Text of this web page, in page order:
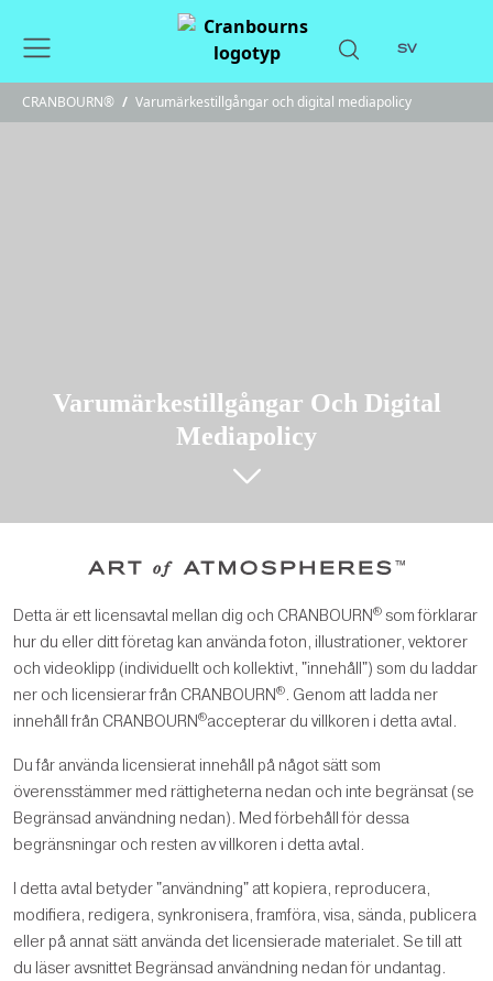
SV
CRANBOURN® / Varumärkestillgångar och digital mediapolicy
Varumärkestillgångar Och Digital
Mediapolicy
Detta är ett licensavtal mellan dig och CRANBOURN® som förklarar
hur du eller ditt företag kan använda foton, illustrationer, vektorer
och videoklipp (individuellt och kollektivt, "innehåll") som du laddar
ner och licensierar från CRANBOURN®. Genom att ladda ner
innehåll från CRANBOURN®accepterar du villkoren i detta avtal.
Du får använda licensierat innehåll på något sätt som
överensstämmer med rättigheterna nedan och inte begränsat (se
Begränsad användning nedan). Med förbehåll för dessa
begränsningar och resten av villkoren i detta avtal.
I detta avtal betyder "användning" att kopiera, reproducera,
modifiera, redigera, synkronisera, framföra, visa, sända, publicera
eller på annat sätt använda det licensierade materialet. Se till att
du läser avsnittet Begränsad användning nedan för undantag.